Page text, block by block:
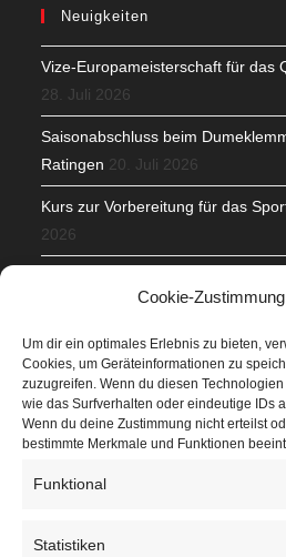
Cookie-
Um dir ein optimales Erlebnis zu bieten,
Cookies, um Geräteinformationen zu
zuzugreifen. Wenn du diesen
wie das Surfverhalten oder eindeutige IDs
Wenn du deine Zustimmung nicht erteilst
bestimmte Merkmale und Funktionen
Funktional
Statistiken
Neuigkeiten
Vize-Europameisterschaft für das
28. Juli 2026
Saisonabschluss beim
Ratingen 20. Juli 2026
Kurs zur Vorbereitung für das
2026
Veranstaltungen
Höffner Run